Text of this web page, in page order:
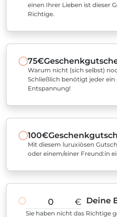
einen Ihrer Lieben ist dieser
Richtige.
75€
Warum nicht (sich selbst)
Schließlich benötigt jeder
Entspannung!
100€
Mit diesem luruxiösen
oder einem/einer Freund:in
€ Deine
Sie haben nicht das Richtige